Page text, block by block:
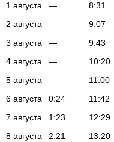
1 августа — 8:31
2 августа
— 9:07
3 августа
— 9:43
4 августа
— 10:20
5 августа
— 11:00
6 августа
0:24 11:42
7 августа
1:23 12:29
8 августа
2:21 13:20